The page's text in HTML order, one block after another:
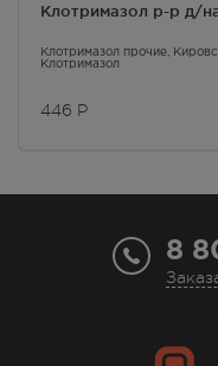
Клотримазол р-р д/
Клотримазол прочие,
Клотримазол
446 Р
8